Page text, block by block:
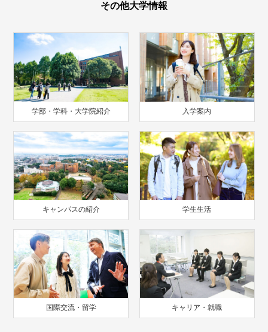
その他大学情報
学部・学科・大学院紹介 入学案内
キャンパスの紹介 学生生活
国際交流・留学 キャリア・就職